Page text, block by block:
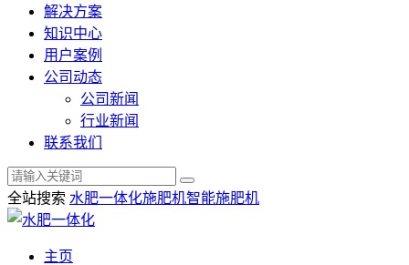
解决⽅案
知识中心
用户案例
公司动态
公司新闻
行业新闻
联系我们
全站搜索 水肥一体化施肥机智能施肥机
主页